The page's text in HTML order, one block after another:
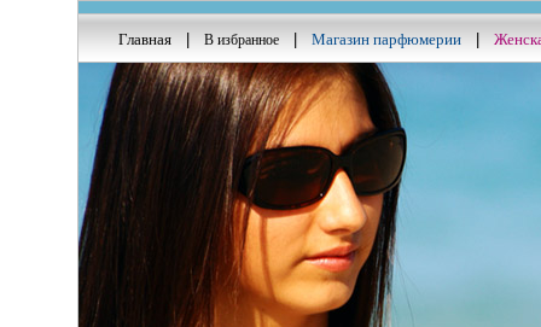
Главная В избранное Магазин парфюмерии